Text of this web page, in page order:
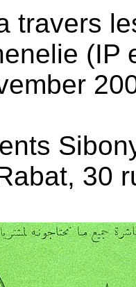
travers
(IP
30